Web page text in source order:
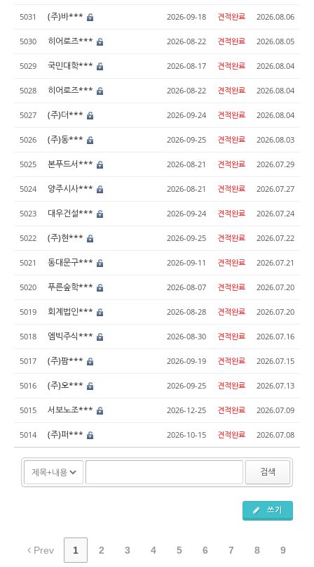
5031 (주)바*** 2026-09-18 견적완료 2026.08.06
5030 히어로즈*** 2026-08-22 견적완료 2026.08.05
5029 국민대학*** 2026-08-17 견적완료 2026.08.04
5028 히어로즈*** 2026-08-22 견적완료 2026.08.04
5027 (주)더*** 2026-09-24 견적완료 2026.08.04
5026 (주)동*** 2026-09-25 견적완료 2026.08.03
5025 본푸드서*** 2026-08-21 견적완료 2026.07.29
5024 양주시사*** 2026-08-21 견적완료 2026.07.27
5023 대우건설*** 2026-09-24 견적완료 2026.07.24
5022 (주)현*** 2026-09-25 견적완료 2026.07.22
5021 동대문구*** 2026-09-11 견적완료 2026.07.21
5020 푸른숲학*** 2026-08-07 견적완료 2026.07.20
5019 회계법인*** 2026-08-28 견적완료 2026.07.20
5018 엠빅주식*** 2026-08-30 견적완료 2026.07.16
5017 (주)팜*** 2026-09-19 견적완료 2026.07.15
5016 (주)오*** 2026-09-25 견적완료 2026.07.13
5015 서보노조*** 2026-12-25 견적완료 2026.07.09
5014 (주)퍼*** 2026-10-15 견적완료 2026.07.08
검색
쓰기
Prev 1 2 3 4 5 6 7 8 9